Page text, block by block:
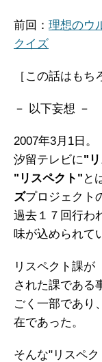
前回： 理想のウ
クイズ
［この話はも
－ 以下妄想 －
2007年3月1日。
汐留テレビに"
"リスペクト" と
ズプロジェクト
過去１７回行わ
味が込められて
リスペクト課が
された課である
ごく一部であり
在であった。
そんな"リスペク